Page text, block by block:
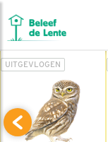
UITGEVLOGEN